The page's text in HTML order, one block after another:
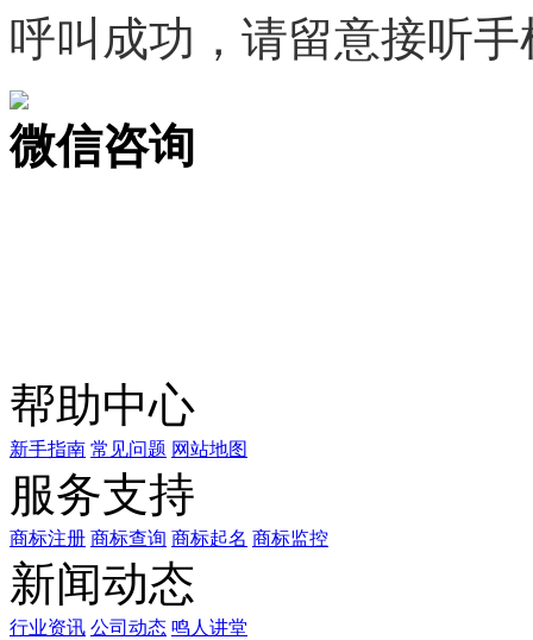
呼叫成功，请留意接听手
微信咨询
帮助中心
新手指南 常见问题 网站地图
服务支持
商标注册 商标查询 商标起名 商标监控
新闻动态
行业资讯 公司动态 鸣人讲堂